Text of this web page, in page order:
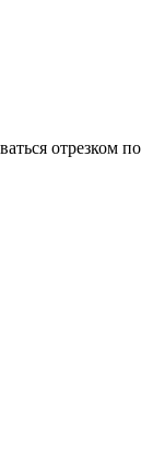
отрезком по